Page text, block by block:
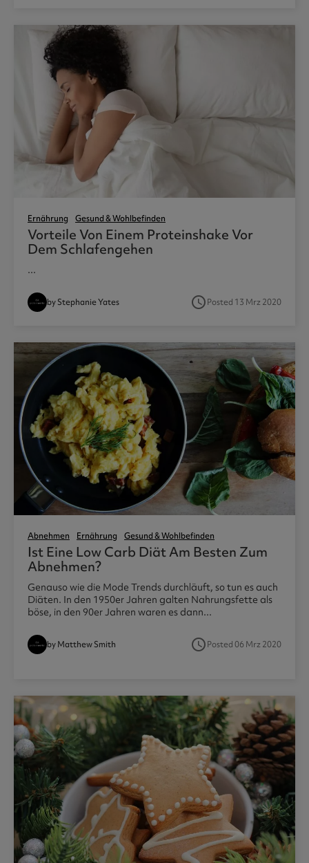
Ernährung Gesund & Wohlbefinden
Vorteile Von Einem Proteinshake Vor
Dem Schlafengehen
...
by Stephanie Yates access_timePosted 13 Mrz 2020
Abnehmen Ernährung Gesund & Wohlbefinden
Ist Eine Low Carb Diät Am Besten Zum
Abnehmen?
Genauso wie die Mode Trends durchläuft, so tun es auch
Diäten. In den 1950er Jahren galten Nahrungsfette als
böse, in den 90er Jahren waren es dann...
by Matthew Smith access_timePosted 06 Mrz 2020